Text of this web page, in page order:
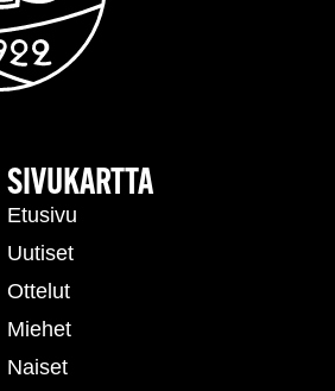
SIVUKARTTA
Etusivu
Uutiset
Ottelut
Miehet
Naiset